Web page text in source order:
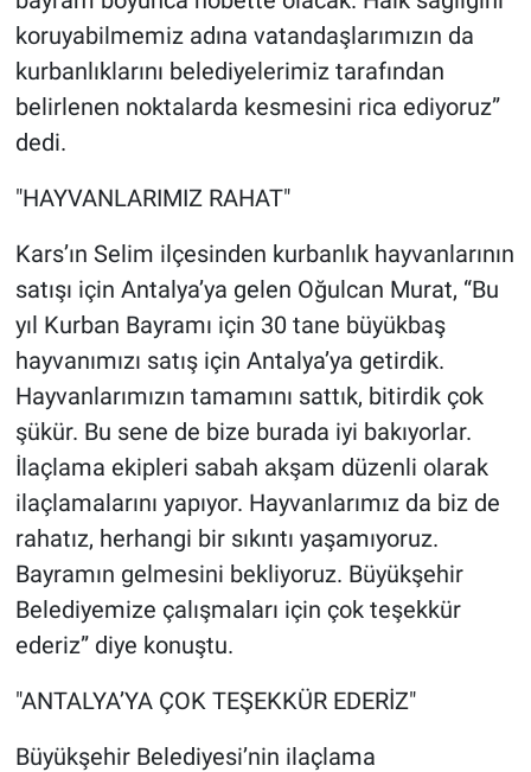
koruyabilmemiz adına vatandaşlarımızın da
kurbanlıklarını belediyelerimiz tarafından
belirlenen noktalarda kesmesini rica ediyoruz”
dedi.
"HAYVANLARIMIZ RAHAT"
Kars’ın Selim ilçesinden kurbanlık hayvanlarının
satışı için Antalya’ya gelen Oğulcan Murat, “Bu
yıl Kurban Bayramı için 30 tane büyükbaş
hayvanımızı satış için Antalya’ya getirdik.
Hayvanlarımızın tamamını sattık, bitirdik çok
şükür. Bu sene de bize burada iyi bakıyorlar.
İlaçlama ekipleri sabah akşam düzenli olarak
ilaçlamalarını yapıyor. Hayvanlarımız da biz de
rahatız, herhangi bir sıkıntı yaşamıyoruz.
Bayramın gelmesini bekliyoruz. Büyükşehir
Belediyemize çalışmaları için çok teşekkür
ederiz” diye konuştu.
"ANTALYA’YA ÇOK TEŞEKKÜR EDERİZ"
Büyükşehir Belediyesi’nin ilaçlama